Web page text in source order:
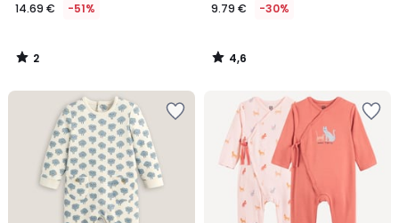
14.69 € -51%
2
/
9.79 € -30%
4,6
/